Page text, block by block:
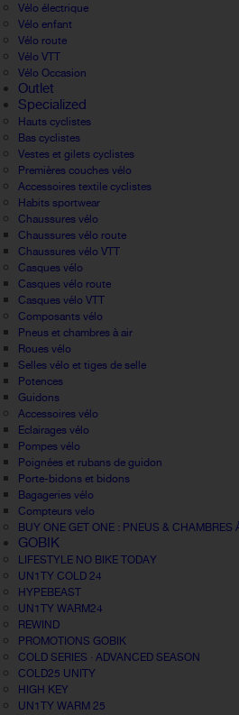
Vélo électrique
Vélo enfant
Vélo route
Vélo VTT
Vélo Occasion
Outlet
Specialized
Hauts cyclistes
Bas cyclistes
Vestes et gilets cyclistes
Premières couches vélo
Accessoires textile cyclistes
Habits sportwear
Chaussures vélo
Chaussures vélo route
Chaussures vélo VTT
Casques vélo
Casques vélo route
Casques vélo VTT
Composants vélo
Pneus et chambres à air
Roues vélo
Selles vélo et tiges de selle
Potences
Guidons
Accessoires vélo
Eclairages vélo
Pompes vélo
Poignées et rubans de guidon
Porte-bidons et bidons
Bagageries vélo
Compteurs velo
BUY ONE GET ONE : PNEUS & CHAMBRES
GOBIK
LIFESTYLE NO BIKE TODAY
UN1TY COLD 24
HYPEBEAST
UN1TY WARM24
REWIND
PROMOTIONS GOBIK
COLD SERIES · ADVANCED SEASON
COLD25 UNITY
HIGH KEY
UN1TY WARM 25